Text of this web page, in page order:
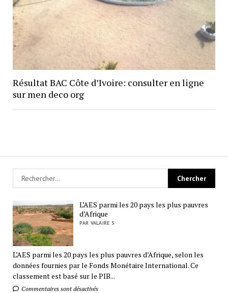
Résultat BAC Côte d’Ivoire: consulter en ligne
sur men deco org
L’AES parmi les 20 pays les plus pauvres
d’Afrique
PAR VALAIRE S
L’AES parmi les 20 pays les plus pauvres d’Afrique, selon les
données fournies par le Fonds Monétaire International. Ce
classement est basé sur le PIB...
Commentaires sont désactivés